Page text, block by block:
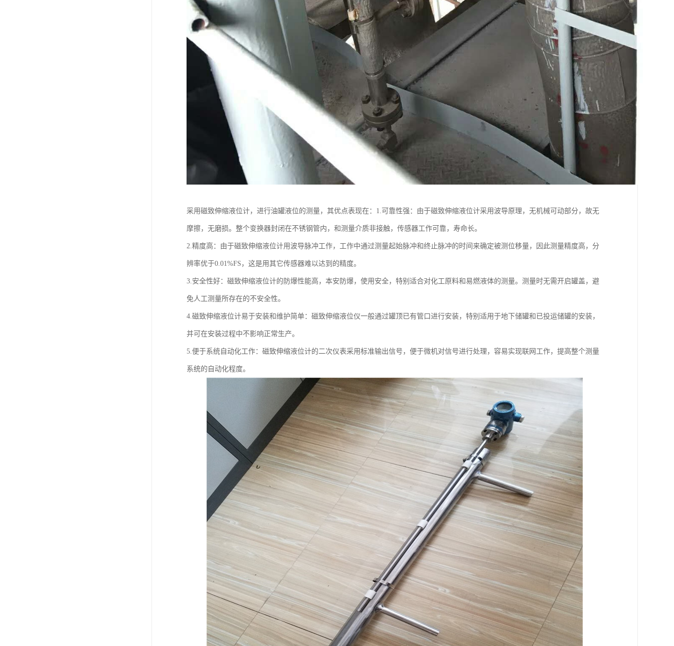
采用磁致伸缩液位计，进行油罐液位的测量，其优点表现在：1.可靠性强：由于磁致伸缩液位计采用波导原理，无机械可动部分，故无
摩擦，无磨损。整个变换器封闭在不锈钢管内，和测量介质非接触，传感器工作可靠，寿命长。
2.精度高：由于磁致伸缩液位计用波导脉冲工作，工作中通过测量起始脉冲和终止脉冲的时间来确定被测位移量，因此测量精度高，分
辨率优于0.01%FS，这是用其它传感器难以达到的精度。
3.安全性好：磁致伸缩液位计的防爆性能高，本安防爆，使用安全，特别适合对化工原料和易燃液体的测量。测量时无需开启罐盖，避
免人工测量所存在的不安全性。
4.磁致伸缩液位计易于安装和维护简单：磁致伸缩液位仪一般通过罐顶已有管口进行安装，特别适用于地下储罐和已投运储罐的安装，
并可在安装过程中不影响正常生产。
5.便于系统自动化工作：磁致伸缩液位计的二次仪表采用标准输出信号，便于微机对信号进行处理，容易实现联网工作，提高整个测量
系统的自动化程度。